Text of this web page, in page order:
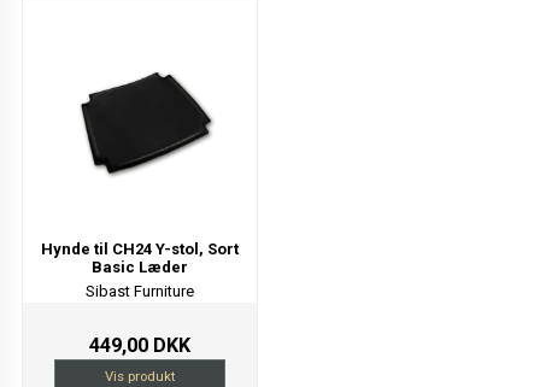
Hynde til CH24 Y-stol, Sort
Basic Læder
Sibast Furniture
449,00 DKK
Vis produkt